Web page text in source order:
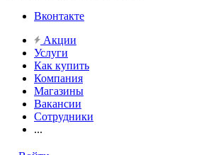
Вконтакте
Акции
Услуги
Как купить
Компания
Магазины
Вакансии
Сотрудники
...